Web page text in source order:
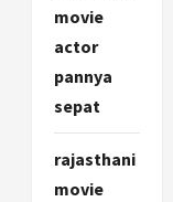
movie
actor
pannya
sepat
rajasthani
movie